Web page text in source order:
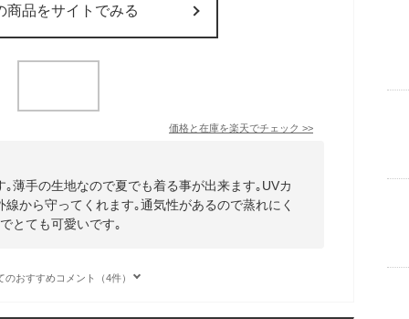
商品をサイトでみる
価格と在庫を楽天でチェック >>
薄手の生地なので夏でも着る事が出来ます｡UVカ
から守ってくれます｡通気性があるので蒸れにく
とても可愛いです｡
のおすすめコメント（4件）